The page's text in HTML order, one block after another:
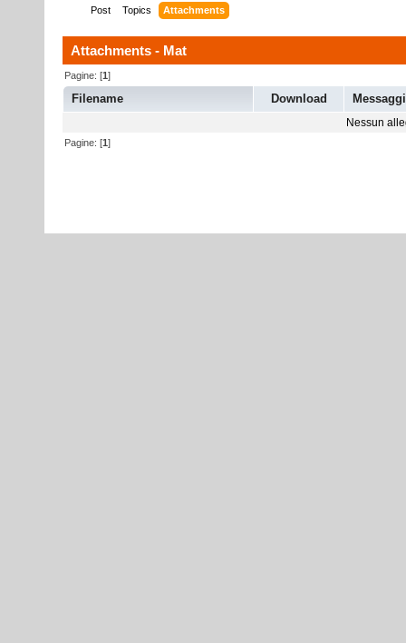
Post Topics Attachments
Attachments - Mat
Pagine: [1]
Filename Download
Nessun
Pagine: [1]